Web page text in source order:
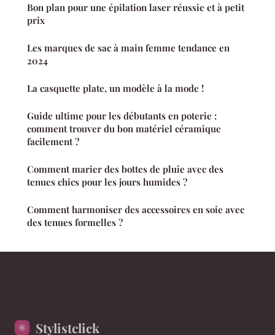
Bon plan pour une épilation laser réussie et à petit
prix
Les marques de sac à main femme tendance en
2024
La casquette plate, un modèle à la mode !
Guide ultime pour les débutants en poterie :
comment trouver du bon matériel céramique
facilement ?
Comment marier des bottes de pluie avec des
tenues chics pour les jours humides ?
Comment harmoniser des accessoires en soie avec
des tenues formelles ?
Stylistclick